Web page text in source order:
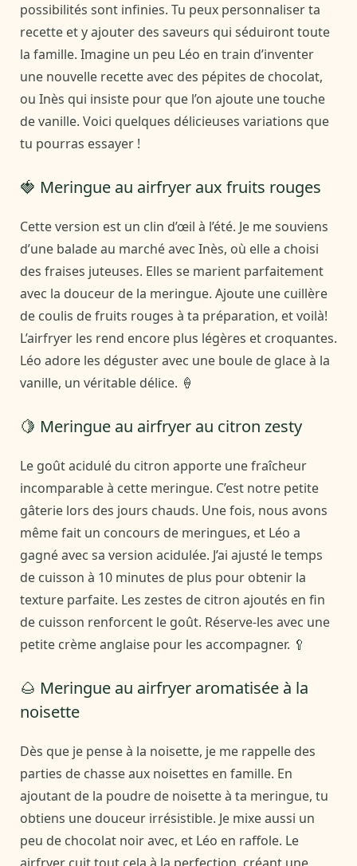
possibilités sont infinies. Tu peux personnaliser ta
recette et y ajouter des saveurs qui séduiront toute
la famille. Imagine un peu Léo en train d’inventer
une nouvelle recette avec des pépites de chocolat,
ou Inès qui insiste pour que l’on ajoute une touche
de vanille. Voici quelques délicieuses variations que
tu pourras essayer !
🍓 Meringue au airfryer aux fruits rouges
Cette version est un clin d’œil à l’été. Je me souviens
d’une balade au marché avec Inès, où elle a choisi
des fraises juteuses. Elles se marient parfaitement
avec la douceur de la meringue. Ajoute une cuillère
de coulis de fruits rouges à ta préparation, et voilà!
L’airfryer les rend encore plus légères et croquantes.
Léo adore les déguster avec une boule de glace à la
vanille, un véritable délice. 🍦
🍋 Meringue au airfryer au citron zesty
Le goût acidulé du citron apporte une fraîcheur
incomparable à cette meringue. C’est notre petite
gâterie lors des jours chauds. Une fois, nous avons
même fait un concours de meringues, et Léo a
gagné avec sa version acidulée. J’ai ajusté le temps
de cuisson à 10 minutes de plus pour obtenir la
texture parfaite. Les zestes de citron ajoutés en fin
de cuisson renforcent le goût. Réserve-les avec une
petite crème anglaise pour les accompagner. 🥄
🌰 Meringue au airfryer aromatisée à la
noisette
Dès que je pense à la noisette, je me rappelle des
parties de chasse aux noisettes en famille. En
ajoutant de la poudre de noisette à ta meringue, tu
obtiens une douceur irrésistible. Je mixe aussi un
peu de chocolat noir avec, et Léo en raffole. Le